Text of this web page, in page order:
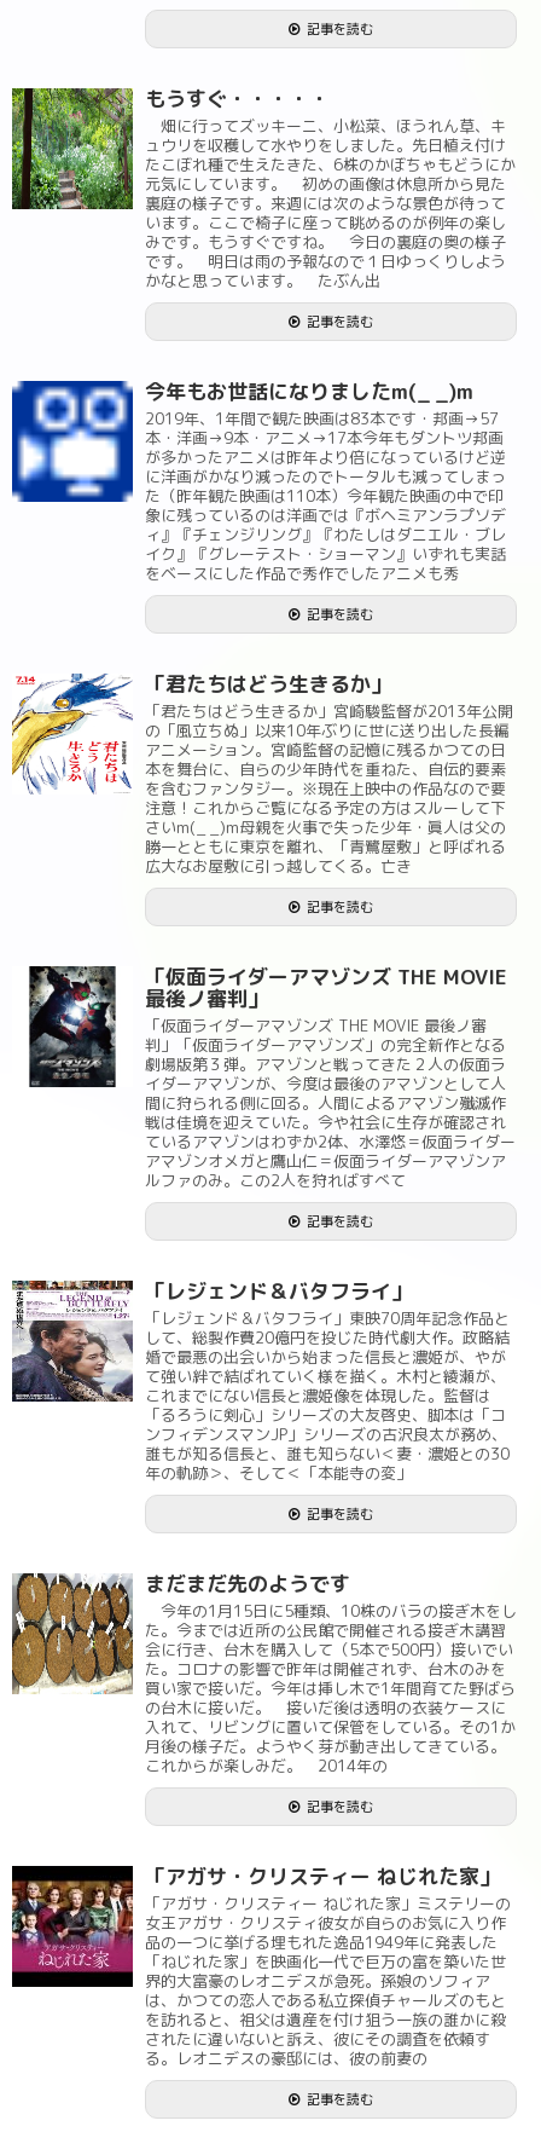
記事を読む
もうすぐ・・・・・
畑に行ってズッキーニ、小松菜、ほうれん草、キ
ュウリを収穫して水やりをしました。先日植え付け
たこぼれ種で生えたきた、6株のかぼちゃもどうにか
元気にしています。 初めの画像は休息所から見た
裏庭の様子です。来週には次のような景色が待って
います。ここで椅子に座って眺めるのが例年の楽し
みです。もうすぐですね。 今日の裏庭の奥の様子
です。 明日は雨の予報なので１日ゆっくりしよう
かなと思っています。 たぶん出
記事を読む
今年もお世話になりましたm(_ _)m
2019年、1年間で観た映画は83本です・邦画→57
本・洋画→9本・アニメ→17本今年もダントツ邦画
が多かったアニメは昨年より倍になっているけど逆
に洋画がかなり減ったのでトータルも減ってしまっ
た（昨年観た映画は110本）今年観た映画の中で印
象に残っているのは洋画では『ボヘミアンラプソデ
ィ』『チェンジリング』『わたしはダニエル・ブレ
イク』『グレーテスト・ショーマン』いずれも実話
をベースにした作品で秀作でしたアニメも秀
記事を読む
「君たちはどう生きるか」
「君たちはどう生きるか」宮崎駿監督が2013年公開
の「風立ちぬ」以来10年ぶりに世に送り出した長編
アニメーション。宮崎監督の記憶に残るかつての日
本を舞台に、自らの少年時代を重ねた、自伝的要素
を含むファンタジー。※現在上映中の作品なので要
注意！これからご覧になる予定の方はスルーして下
さいm(_ _)m母親を火事で失った少年・眞人は父の
勝一とともに東京を離れ、「青鷺屋敷」と呼ばれる
広大なお屋敷に引っ越してくる。亡き
記事を読む
「仮面ライダーアマゾンズ THE MOVIE
最後ノ審判」
「仮面ライダーアマゾンズ THE MOVIE 最後ノ審
判」「仮面ライダーアマゾンズ」の完全新作となる
劇場版第３弾。アマゾンと戦ってきた２人の仮面ラ
イダーアマゾンが、今度は最後のアマゾンとして人
間に狩られる側に回る。人間によるアマゾン殲滅作
戦は佳境を迎えていた。今や社会に生存が確認され
ているアマゾンはわずか2体、水澤悠＝仮面ライダー
アマゾンオメガと鷹山仁＝仮面ライダーアマゾンア
ルファのみ。この2人を狩ればすべて
記事を読む
「レジェンド＆バタフライ」
「レジェンド＆バタフライ」東映70周年記念作品と
して、総製作費20億円を投じた時代劇大作。政略結
婚で最悪の出会いから始まった信長と濃姫が、やが
て強い絆で結ばれていく様を描く。木村と綾瀬が、
これまでにない信長と濃姫像を体現した。監督は
「るろうに剣心」シリーズの大友啓史、脚本は「コ
ンフィデンスマンJP」シリーズの古沢良太が務め、
誰もが知る信長と、誰も知らない＜妻・濃姫との30
年の軌跡＞、そして＜「本能寺の変」
記事を読む
まだまだ先のようです
今年の1月15日に5種類、10株のバラの接ぎ木をし
た。今までは近所の公民館で開催される接ぎ木講習
会に行き、台木を購入して（5本で500円）接いでい
た。コロナの影響で昨年は開催されず、台木のみを
買い家で接いだ。今年は挿し木で1年間育てた野ばら
の台木に接いだ。 接いだ後は透明の衣装ケースに
入れて、リビングに置いて保管をしている。その1か
月後の様子だ。ようやく芽が動き出してきている。
これからが楽しみだ。 2014年の
記事を読む
「アガサ・クリスティー ねじれた家」
「アガサ・クリスティー ねじれた家」ミステリーの
女王アガサ・クリスティ彼女が自らのお気に入り作
品の一つに挙げる埋もれた逸品1949年に発表した
「ねじれた家」を映画化一代で巨万の富を築いた世
界的大富豪のレオニデスが急死。孫娘のソフィア
は、かつての恋人である私立探偵チャールズのもと
を訪れると、祖父は遺産を付け狙う一族の誰かに殺
されたに違いないと訴え、彼にその調査を依頼す
る。レオニデスの豪邸には、彼の前妻の
記事を読む